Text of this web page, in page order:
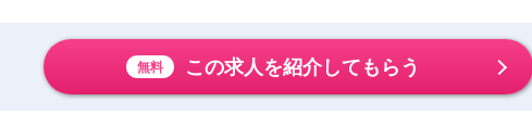
無料 この求人を紹介してもらう